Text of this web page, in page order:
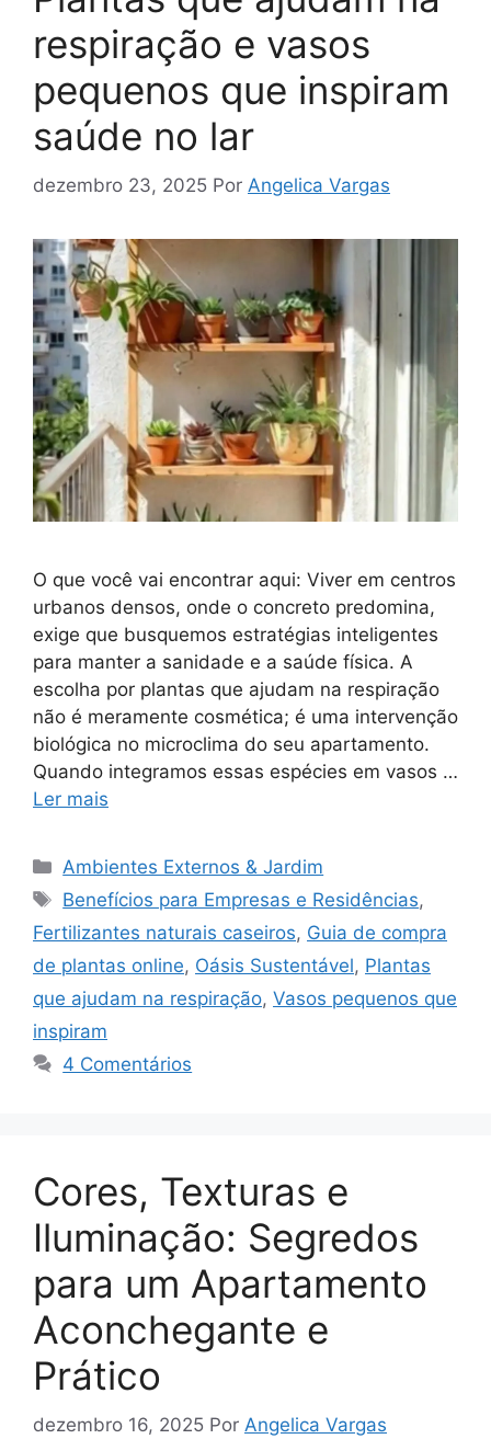
respiração e vasos
pequenos que inspiram
saúde no lar
dezembro 23, 2025 Por Angelica Vargas
O que você vai encontrar aqui: Viver em centros
urbanos densos, onde o concreto predomina,
exige que busquemos estratégias inteligentes
para manter a sanidade e a saúde física. A
escolha por plantas que ajudam na respiração
não é meramente cosmética; é uma intervenção
biológica no microclima do seu apartamento.
Quando integramos essas espécies em vasos …
Ler mais
Categorias
Ambientes Externos & Jardim
Tags
Benefícios para Empresas e Residências,
Fertilizantes naturais caseiros, Guia de compra
de plantas online, Oásis Sustentável, Plantas
que ajudam na respiração, Vasos pequenos que
inspiram
4 Comentários
Cores, Texturas e
Iluminação: Segredos
para um Apartamento
Aconchegante e
Prático
dezembro 16, 2025 Por Angelica Vargas